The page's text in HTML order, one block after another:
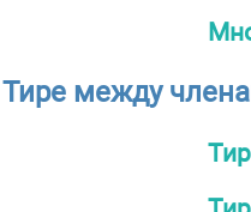
Тире между